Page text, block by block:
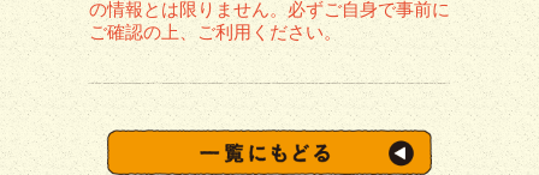
の情報とは限りません。必ずご自身で事前に
ご確認の上、ご利用ください。